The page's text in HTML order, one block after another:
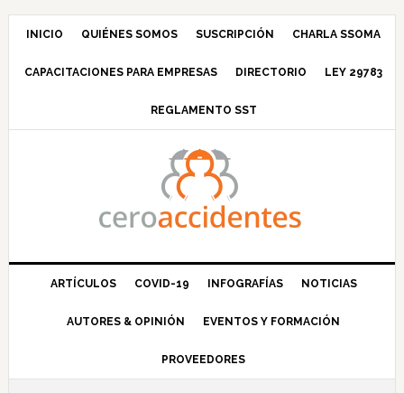
Saltar
navegación
Saltar
principal
Saltar
barra
principal
Saltar
INICIO QUIÉNES SOMOS SUSCRIPCIÓN CHARLA SSOMA
CAPACITACIONES PARA EMPRESAS DIRECTORIO LEY 29783
REGLAMENTO SST
ARTÍCULOS COVID-19 INFOGRAFÍAS NOTICIAS
AUTORES & OPINIÓN EVENTOS Y FORMACIÓN
PROVEEDORES